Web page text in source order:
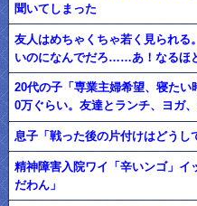
聞いてしまった
友人はめちゃくちゃ若く見られ
いのになんでだろ……あ！なるほ
20代の子「専業主婦希望、寝た
0万ぐらい。友達とランチ、ヨガ
息子「戦った後の片付けはどうし
精神障害入院ワイ「辛いンゴ」
だわん」